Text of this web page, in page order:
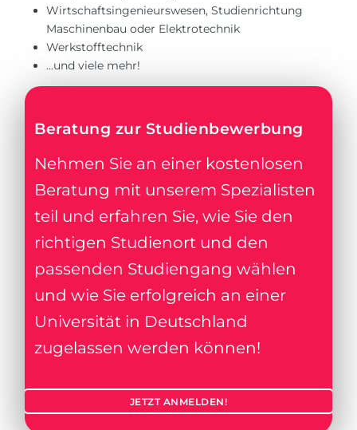
Wirtschaftsingenieurswesen, Studienrichtung
Maschinenbau oder Elektrotechnik
Werkstofftechnik
...und viele mehr!
Beratung zur Studienbewerbung
Nehmen Sie an einer kostenlosen
Beratung mit unserem Spezialisten
teil und erfahren Sie, wie Sie den
richtigen Studienort und den
passenden Studiengang wählen
und wie Sie erfolgreich an einer
Universität in Deutschland
zugelassen werden können!
JETZT ANMELDEN!